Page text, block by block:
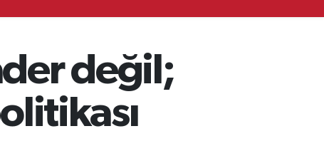
değil;